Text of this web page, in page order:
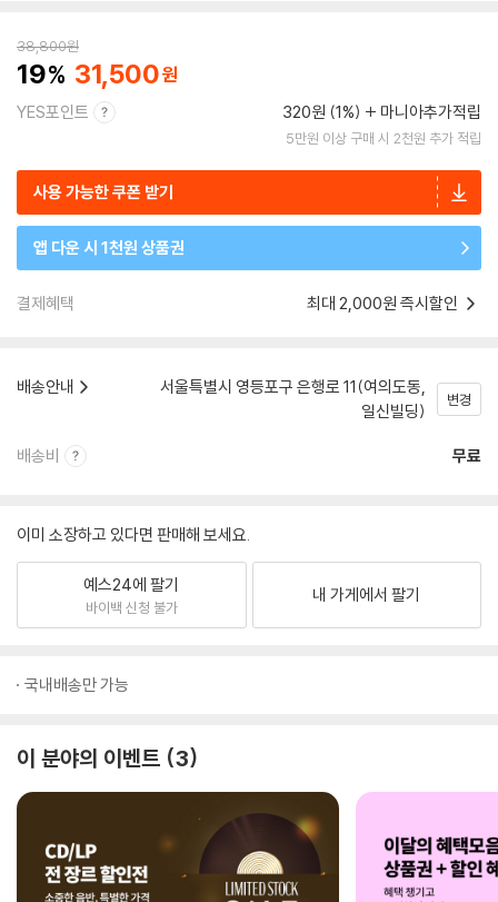
38,800원
19 31,500
YES포인트 320원 (1%) 마니아추가적립
5만원 이상 구매 시 2천원 추가 적립
사용 가능한 쿠폰 받기
앱 다운 시 1천원 상품권
결제혜택 최대 2,000원 즉시할인
배송안내
서울특별시 영등포구 은행로 11(여의도동,
일신빌딩)
변경
배송비 무료
이미 소장하고 있다면 판매해 보세요.
예스24에 팔기
바이백 신청 불가
내 가게에서 팔기
국내배송만 가능
이 분야의 이벤트 3